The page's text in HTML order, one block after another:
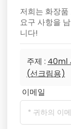
저희는 화장
요구 사항을
니다!
주제 : 40ml
(선크림용)
이메일